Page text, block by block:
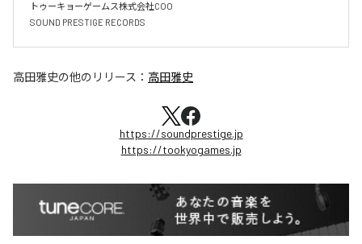
トゥーキョーゲームス株式会社COO
SOUND PRESTIGE RECORDS
高田雅史の他のリリース： 高田雅史
https://soundprestige.jp
https://tookyogames.jp